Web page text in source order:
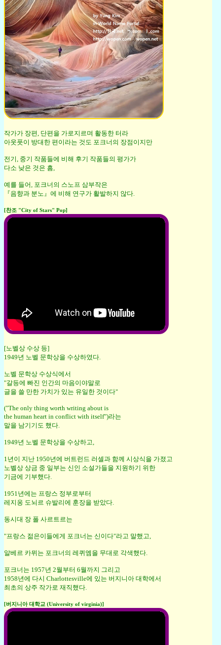
작가가 장편, 단편을 가로지르며 활동한 터라
아웃풋이 방대한 편이라는 것도 포크너의 장점이지만
전기, 중기 작품들에 비해 후기 작품들의 평가가
다소 낮은 것은 흠,
예를 들어, 포크너의 스노프 삼부작은
『음향과 분노』에 비해 연구가 활발하지 않다.
[찬조 "City of Stars" Pop]
[노벨상 수상 등]
1949년 노벨 문학상을 수상하였다.
노벨 문학상 수상식에서
"갈등에 빠진 인간의 마음이야말로
글을 쓸 만한 가치가 있는 유일한 것이다"
("The only thing worth writing about is
the human heart in conflict with itself")라는
말을 남기기도 했다.
1949년 노벨 문학상을 수상하고,
1년이 지난 1950년에 버트런드 러셀과 함께 시상식을 가졌고
노벨상 상금 중 일부는 신인 소설가들을 지원하기 위한
기금에 기부했다.
1951년에는 프랑스 정부로부터
레지옹 도뇌르 슈발리에 훈장을 받았다.
동시대 장 폴 사르트르는
"프랑스 젊은이들에게 포크너는 신이다"라고 말했고,
알베르 카뮈는 포크너의 레퀴엠을 무대로 각색했다.
포크너는 1957년 2월부터 6월까지 그리고
1958년에 다시 Charlottesville에 있는 버지니아 대학에서
최초의 상주 작가로 재직했다.
[버지니아 대학교 (University of virginia)]